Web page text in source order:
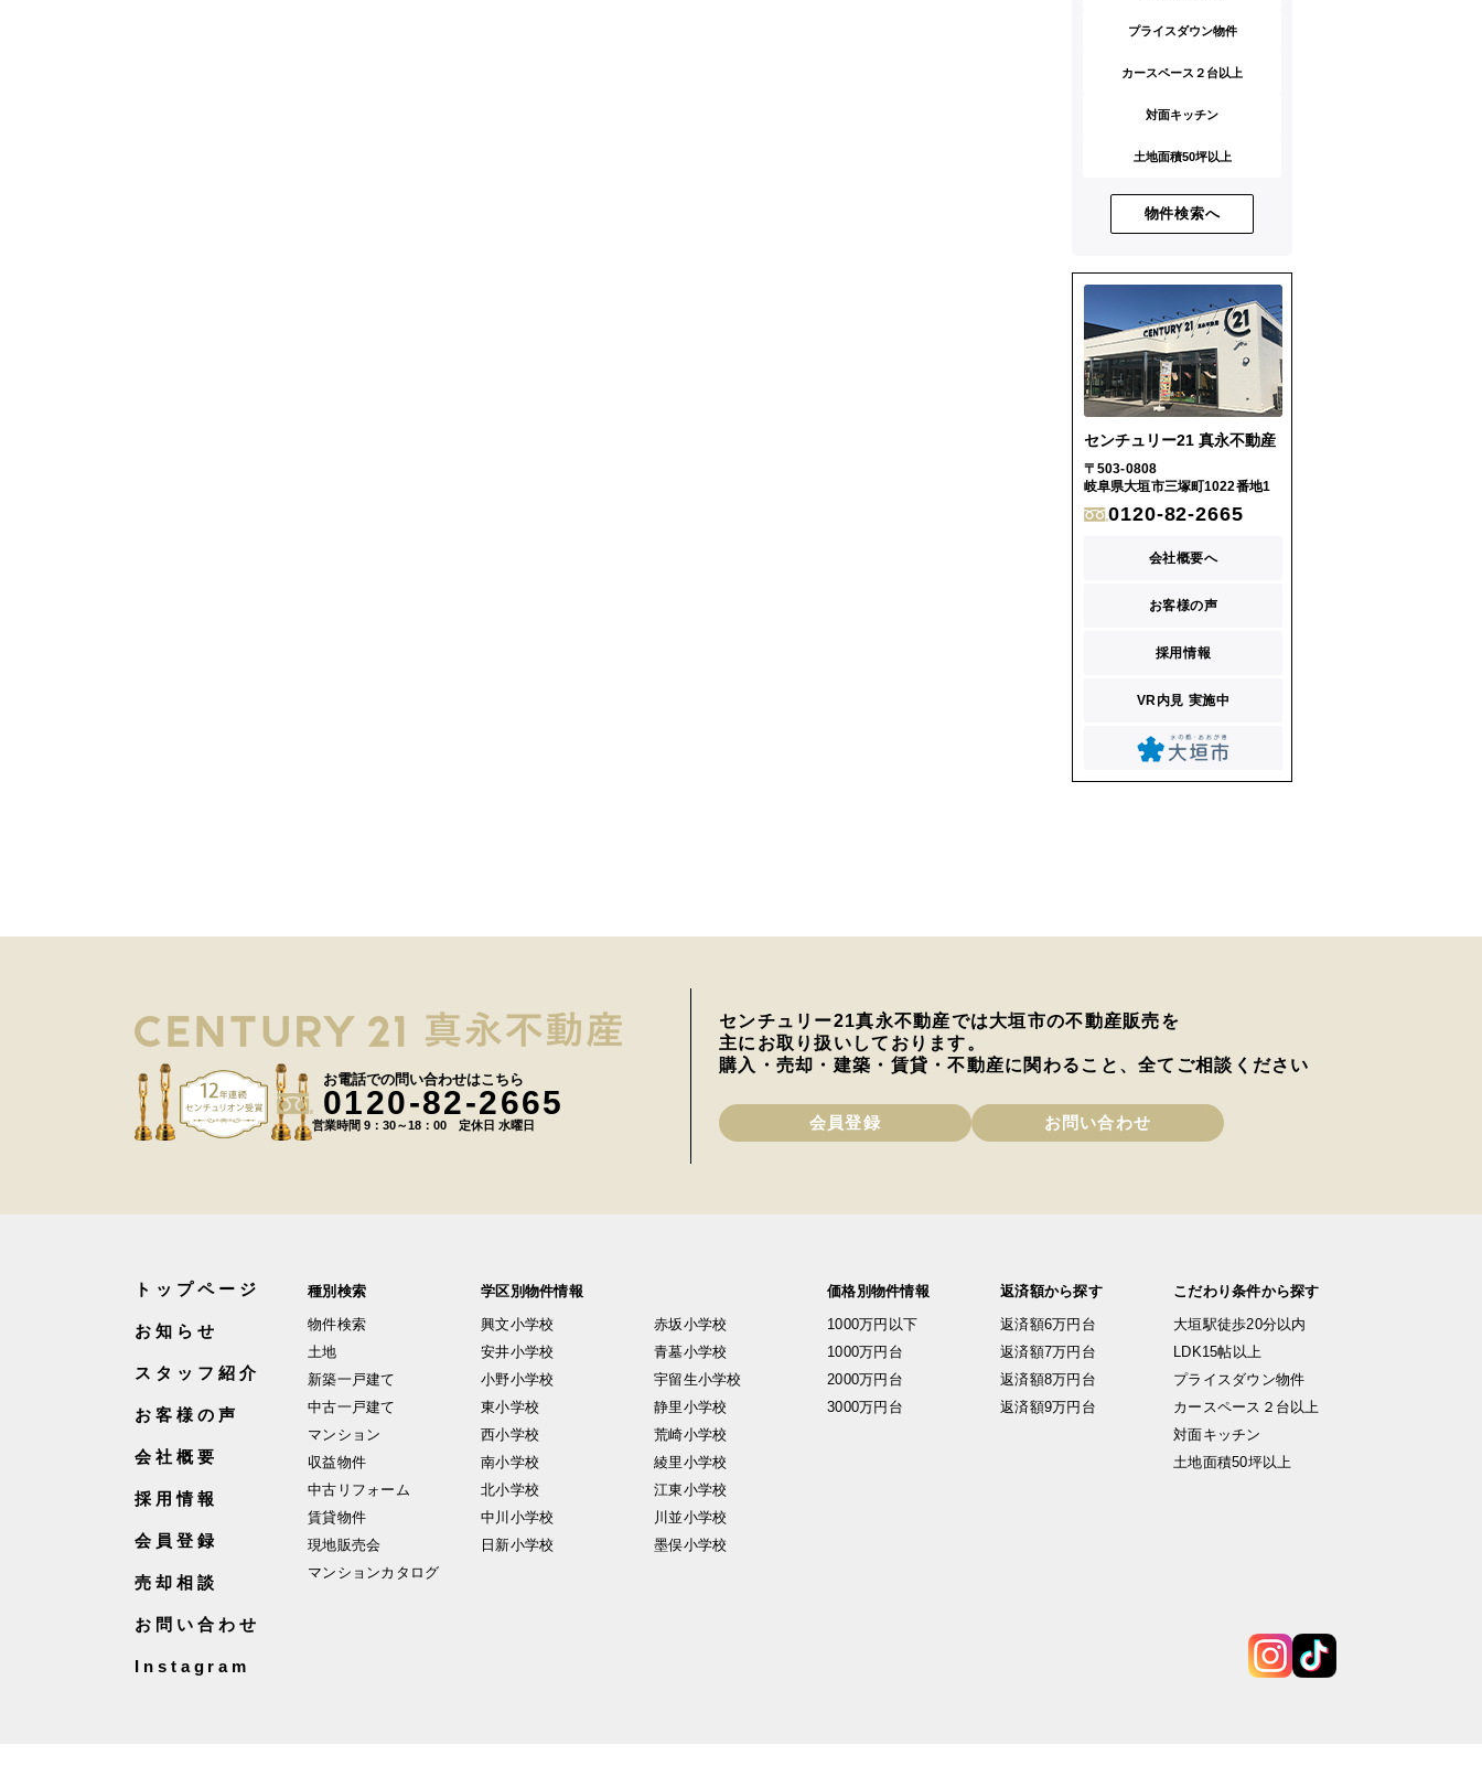
プライスダウン物件
カースペース２台以上
対面キッチン
土地面積50坪以上
物件検索へ
センチュリー21 真永不動産
〒503-0808
岐阜県大垣市三塚町1022番地1
0120-82-2665
会社概要へ
お客様の声
採用情報
VR内見 実施中
お電話での問い合わせはこちら
0120-82-2665
営業時間 9：30～18：00 定休日 水曜日
センチュリー21真永不動産では大垣市の不動産販売を
主にお取り扱いしております。
購入・売却・建築・賃貸・不動産に関わること、全てご相談ください
会員登録 お問い合わせ
トップページ
お知らせ
スタッフ紹介
お客様の声
会社概要
採用情報
会員登録
売却相談
お問い合わせ
Instagram
種別検索
物件検索
土地
新築一戸建て
中古一戸建て
マンション
収益物件
中古リフォーム
賃貸物件
現地販売会
マンションカタログ
学区別物件情報
興文小学校
安井小学校
小野小学校
東小学校
西小学校
南小学校
北小学校
中川小学校
日新小学校
赤坂小学校
青墓小学校
宇留生小学校
静里小学校
荒崎小学校
綾里小学校
江東小学校
川並小学校
墨俣小学校
価格別物件情報
1000万円以下
1000万円台
2000万円台
3000万円台
返済額から探す
返済額6万円台
返済額7万円台
返済額8万円台
返済額9万円台
こだわり条件から探す
大垣駅徒歩20分以内
LDK15帖以上
プライスダウン物件
カースペース２台以上
対面キッチン
土地面積50坪以上